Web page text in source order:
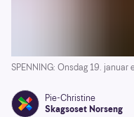
SPENNING: Onsdag 19.
Pie-Christine
Skagsoset Norseng